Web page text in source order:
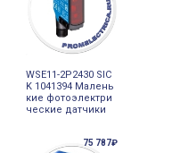
WSE11-2P2430 SIC
K 1041394 Малень
кие фотоэлектри
ческие датчики
75 787₽